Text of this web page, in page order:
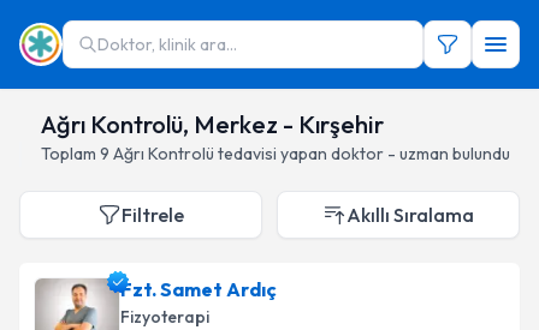
Doktor, klinik ara...
Ağrı Kontrolü, Merkez - Kırşehir
Toplam 9 Ağrı Kontrolü tedavisi yapan doktor - uzman bulundu
Filtrele Akıllı Sıralama
Fzt. Samet Ardıç
Fizyoterapi